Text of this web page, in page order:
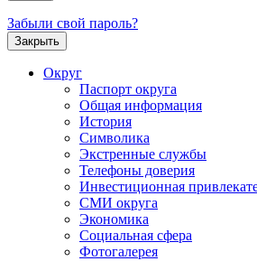
Забыли свой пароль?
Закрыть
Округ
Паспорт округа
Общая информация
История
Символика
Экстренные службы
Телефоны доверия
Инвестиционная
СМИ округа
Экономика
Социальная сфера
Фотогалерея